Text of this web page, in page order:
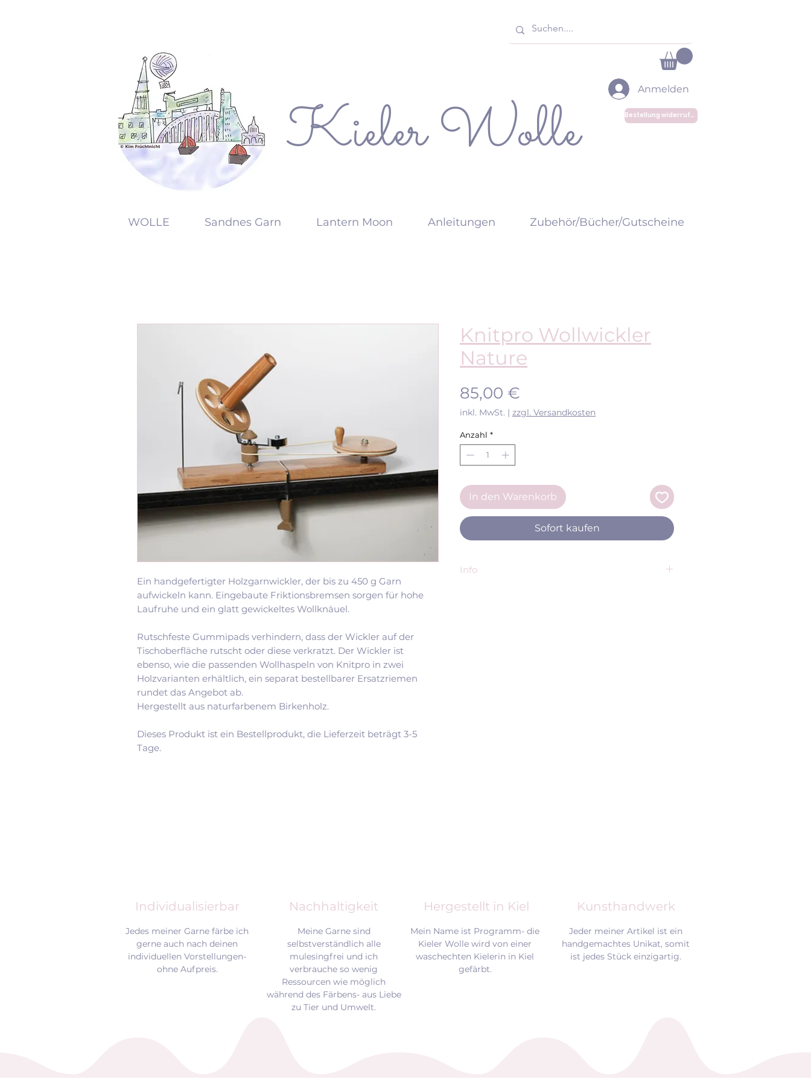
Kieler Wolle
Anmelden
Bestellung widerrufen
KW
WOLLE Sandnes Garn Lantern Moon Anleitungen Zubehör/Bücher/Gutscheine
Ein handgefertigter Holzgarnwickler, der bis zu 450 g Garn
aufwickeln kann. Eingebaute Friktionsbremsen sorgen für hohe
Laufruhe und ein glatt gewickeltes Wollknäuel.
Rutschfeste Gummipads verhindern, dass der Wickler auf der
Tischoberfläche rutscht oder diese verkratzt. Der Wickler ist
ebenso, wie die passenden Wollhaspeln von Knitpro in zwei
Holzvarianten erhältlich, ein separat bestellbarer Ersatzriemen
rundet das Angebot ab.
Hergestellt aus naturfarbenem Birkenholz.
Dieses Produkt ist ein Bestellprodukt, die Lieferzeit beträgt 3-5
Tage.
Knitpro Wollwickler
Nature
85,00 €
inkl. MwSt. | zzgl. Versandkosten
Anzahl *
In den Warenkorb
Sofort kaufen
Info
Individualisierbar Hergestellt in Kiel Kunsthandwerk
Nachhaltigkeit
Jedes meiner Garne färbe ich
gerne auch nach deinen
individuellen Vorstellungen-
ohne Aufpreis.
Meine Garne sind
selbstverständlich alle
mulesingfrei und ich
verbrauche so wenig
Ressourcen wie möglich
während des Färbens- aus Liebe
zu Tier und Umwelt.
Mein Name ist Programm- die
Kieler Wolle wird von einer
waschechten Kielerin in Kiel
gefärbt.
Jeder meiner Artikel ist ein
handgemachtes Unikat, somit
ist jedes Stück einzigartig.